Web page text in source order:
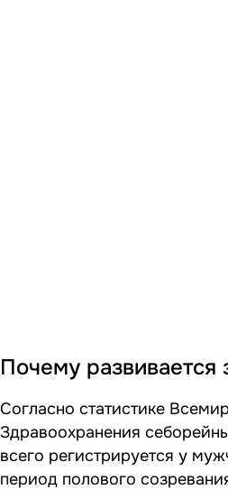
Почему развивается
Согласно статистике
Здравоохранения
всего регистрируется у
период полового